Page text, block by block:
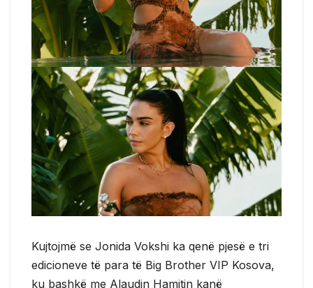
Kujtojmë se Jonida Vokshi ka qenë pjesë e tri
edicioneve të para të Big Brother VIP Kosova,
ku bashkë me Alaudin Hamitin kanë